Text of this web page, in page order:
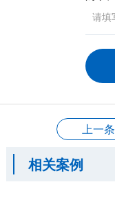
上一条
相关案例